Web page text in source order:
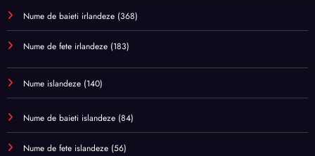
Nume de baieti irlandeze (368)
Nume de fete irlandeze (183)
Nume islandeze (140)
Nume de baieti islandeze (84)
Nume de fete islandeze (56)